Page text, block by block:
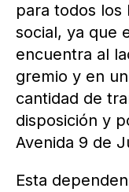
para todos los
social, ya que
encuentra al
gremio y en
cantidad de
disposición y
Avenida 9 de
Esta